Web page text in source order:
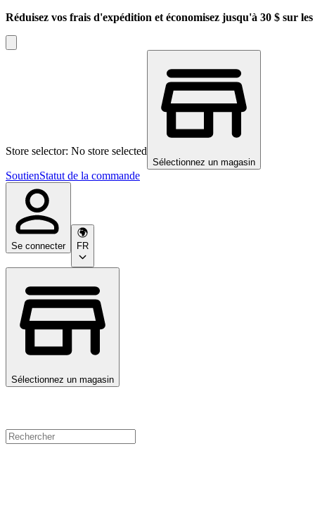
Réduisez vos frais d'expédition et économisez jusqu'à 30 $ sur
Store selector: No store selected
Sélectionnez un magasin
SoutienStatut de la commande
Se connecter FR
Sélectionnez un magasin